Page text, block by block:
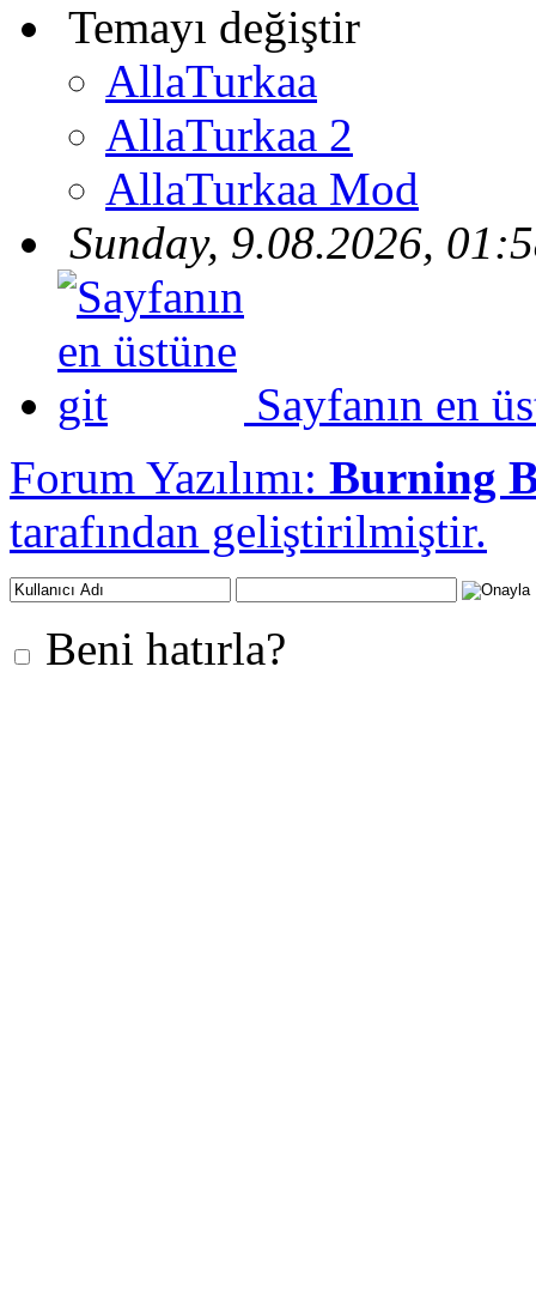
Temayı değiştir
AllaTurkaa
AllaTurkaa 2
AllaTurkaa Mod
Sunday, 9.08.2026,
Sayfanın en
Forum Yazılımı: Burning
tarafından geliştirilmiştir.
Beni hatırla?